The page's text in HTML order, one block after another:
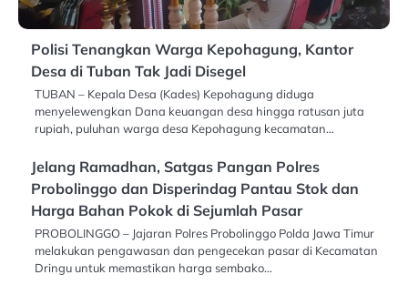
Polisi Tenangkan Warga Kepohagung, Kantor
Desa di Tuban Tak Jadi Disegel
TUBAN – Kepala Desa (Kades) Kepohagung diduga
menyelewengkan Dana keuangan desa hingga ratusan juta
rupiah, puluhan warga desa Kepohagung kecamatan…
Jelang Ramadhan, Satgas Pangan Polres
Probolinggo dan Disperindag Pantau Stok dan
Harga Bahan Pokok di Sejumlah Pasar
PROBOLINGGO – Jajaran Polres Probolinggo Polda Jawa Timur
melakukan pengawasan dan pengecekan pasar di Kecamatan
Dringu untuk memastikan harga sembako…